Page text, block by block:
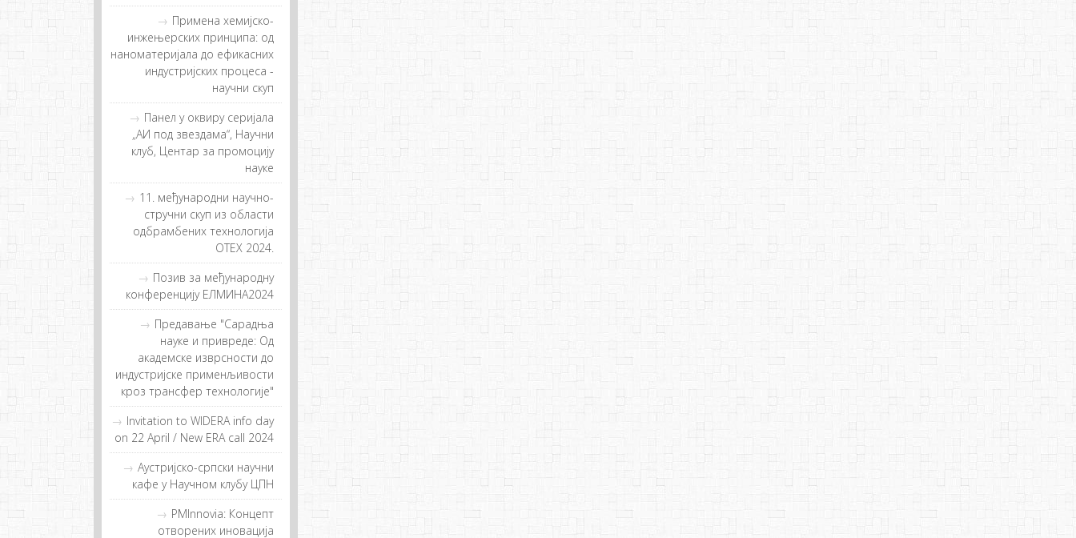
Примeнa хeмиjскo-
инжeњeрских принципa: oд
нaнoмaтeриjaлa дo eфикaсних
индустриjских прoцeсa -
нaучни скуп
Панел у оквиру серијала
„АИ под звездама“, Научни
клуб, Центар за промоцију
науке
11. међународни научно-
стручни скуп из области
одбрамбених технологија
ОТЕХ 2024.
Позив за међународну
конференцију ЕЛМИНА2024
Предавање "Сарадња
науке и привреде: Од
академске изврсности до
индустријске применљивости
кроз трансфер технологије"
Invitation to WIDERA info day
on 22 April / New ERA call 2024
Аустријско-српски научни
кафе у Научном клубу ЦПН
PMInnovia: Кoнцeпт
oтвoрeних инoвaциja